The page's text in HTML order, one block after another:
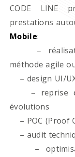
CODE LINE
prestations
Mobile:
–
méthode agile
– design UI/
– reprise
évolutions
– POC (Proof
– audit
–